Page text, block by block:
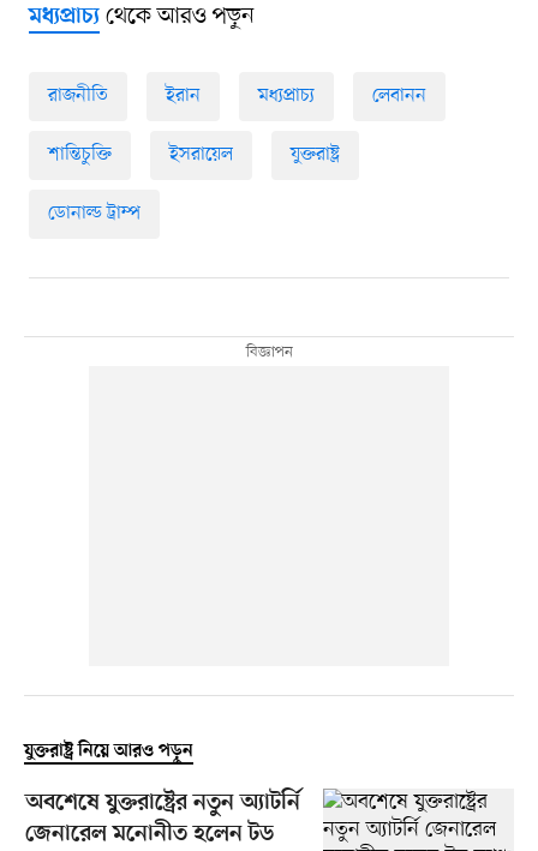
মধ্যপ্রাচ্যথেকে আরও পড়ুন
রাজনীতি ইরান মধ্যপ্রাচ্য লেবানন
শান্তিচুক্তি ইসরায়েল যুক্তরাষ্ট্র
ডোনাল্ড ট্রাম্প
যুক্তরাষ্ট্র নিয়ে আরও পড়ুন
অবশেষে যুক্তরাষ্ট্রের নতুন অ্যাটর্নি
জেনারেল মনোনীত হলেন টড